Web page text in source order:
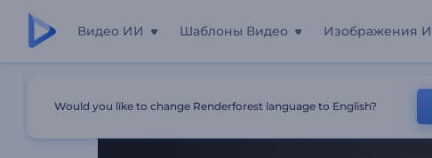
Видео ИИ Шаблоны Видео Изображения
Would you like to change Renderforest language to English?